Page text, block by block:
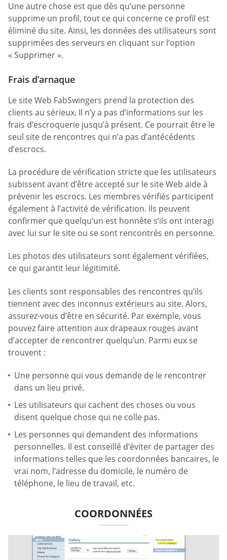
Une autre chose est que dès qu’une personne
supprime un profil, tout ce qui concerne ce profil est
éliminé du site. Ainsi, les données des utilisateurs sont
supprimées des serveurs en cliquant sur l’option
« Supprimer ».
Frais d’arnaque
Le site Web FabSwingers prend la protection des
clients au sérieux. Il n’y a pas d’informations sur les
frais d’escroquerie jusqu’à présent. Ce pourrait être le
seul site de rencontres qui n’a pas d’antécédents
d’escrocs.
La procédure de vérification stricte que les utilisateurs
subissent avant d’être accepté sur le site Web aide à
prévenir les escrocs. Les membres vérifiés participent
également à l’activité de vérification. Ils peuvent
confirmer que quelqu’un est honnête s’ils ont interagi
avec lui sur le site ou se sont rencontrés en personne.
Les photos des utilisateurs sont également vérifiées,
ce qui garantit leur légitimité.
Les clients sont responsables des rencontres qu’ils
tiennent avec des inconnus extérieurs au site. Alors,
assurez-vous d’être en sécurité. Par exemple, vous
pouvez faire attention aux drapeaux rouges avant
d’accepter de rencontrer quelqu’un. Parmi eux se
trouvent :
Une personne qui vous demande de le rencontrer
dans un lieu privé.
Les utilisateurs qui cachent des choses ou vous
disent quelque chose qui ne colle pas.
Les personnes qui demandent des informations
personnelles. Il est conseillé d’éviter de partager des
informations telles que les coordonnées bancaires, le
vrai nom, l’adresse du domicile, le numéro de
téléphone, le lieu de travail, etc.
COORDONNÉES